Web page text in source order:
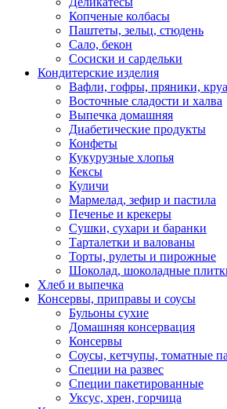
Копченые колбасы
Паштеты, зельц, стюдень
Сало, бекон
Сосиски и сардельки
Кондитерские изделия
Вафли, гофры, пряники,
Восточные сладости и халва
Выпечка домашняя
Диабетические продукты
Конфеты
Кукурузные хлопья
Кексы
Куличи
Мармелад, зефир и пастила
Печенье и крекеры
Сушки, сухари и баранки
Тарталетки и валованы
Торты, рулеты и пирожные
Шоколад, шоколадные
Хлеб и выпечка
Консервы, приправы и соусы
Бульоны сухие
Домашняя консервация
Консервы
Соусы, кетчупы, томатные
Специи на развес
Специи пакетированные
Уксус, хрен, горчица